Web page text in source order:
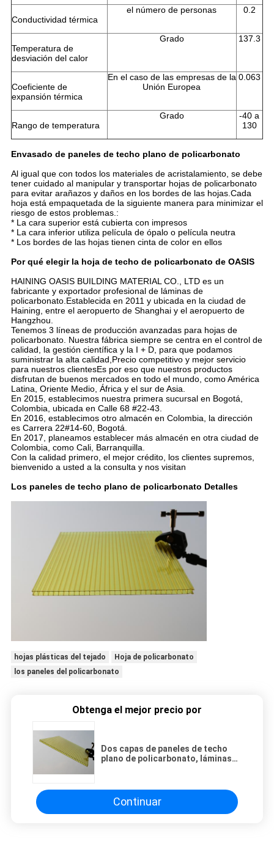
Conductividad térmica
el número de personas 0.2
Temperatura de
desviación del calor
Grado 137.3
Coeficiente de
expansión térmica
En el caso de las empresas de la
Unión Europea
0.063
Rango de temperatura
Grado
-40 a
130
Envasado de paneles de techo plano de policarbonato
Al igual que con todos los materiales de acristalamiento, se debe
tener cuidado al manipular y transportar hojas de policarbonato
para evitar arañazos y daños en los bordes de las hojas.Cada
hoja está empaquetada de la siguiente manera para minimizar el
riesgo de estos problemas.:
* La cara superior está cubierta con impresos
* La cara inferior utiliza película de ópalo o película neutra
* Los bordes de las hojas tienen cinta de color en ellos
Por qué elegir la hoja de techo de policarbonato de OASIS
HAINING OASIS BUILDING MATERIAL CO., LTD es un
fabricante y exportador profesional de láminas de
policarbonato.Establecida en 2011 y ubicada en la ciudad de
Haining, entre el aeropuerto de Shanghai y el aeropuerto de
Hangzhou.
Tenemos 3 líneas de producción avanzadas para hojas de
policarbonato. Nuestra fábrica siempre se centra en el control de
calidad, la gestión científica y la I + D, para que podamos
suministrar la alta calidad,Precio competitivo y mejor servicio
para nuestros clientesEs por eso que nuestros productos
disfrutan de buenos mercados en todo el mundo, como América
Latina, Oriente Medio, África y el sur de Asia.
En 2015, establecimos nuestra primera sucursal en Bogotá,
Colombia, ubicada en Calle 68 #22-43.
En 2016, establecimos otro almacén en Colombia, la dirección
es Carrera 22#14-60, Bogotá.
En 2017, planeamos establecer más almacén en otra ciudad de
Colombia, como Cali, Barranquilla.
Con la calidad primero, el mejor crédito, los clientes supremos,
bienvenido a usted a la consulta y nos visitan
Los paneles de techo plano de policarbonato Detalles
hojas plásticas del tejado
Hoja de policarbonato
los paneles del policarbonato
Obtenga el mejor precio por
Dos capas de paneles de techo
plano de policarbonato, láminas
Continuar